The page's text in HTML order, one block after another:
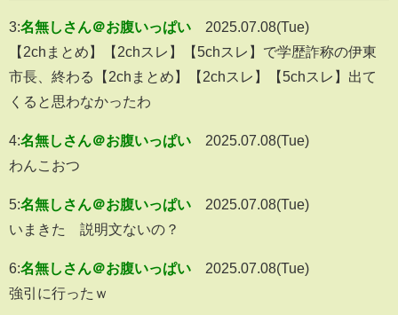
3:名無しさん＠お腹いっぱい
2025.07.08(Tue)
【2chまとめ】【2chスレ】【5chスレ】で学歴詐称の伊東
市長、終わる【2chまとめ】【2chスレ】【5chスレ】出て
くると思わなかったわ
4:名無しさん＠お腹いっぱい
2025.07.08(Tue)
わんこおつ
5:名無しさん＠お腹いっぱい
2025.07.08(Tue)
いまきた 説明文ないの？
6:名無しさん＠お腹いっぱい
2025.07.08(Tue)
強引に行ったｗ